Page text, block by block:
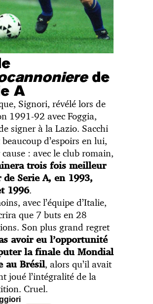
de
A
Signori, révélé lors de
1991-92 avec Foggia,
signer à la Lazio. Sacchi
d’espoirs en lui,
: avec le club romain,
trois fois meilleur
Serie A, en 1993,
1996.
avec l’équipe d’Italie,
que 7 buts en 28
Son plus grand regret
avoir eu l’opportunité
la finale du Mondial
au Brésil, alors qu’il avait
joué l’intégralité de la
Cruel.